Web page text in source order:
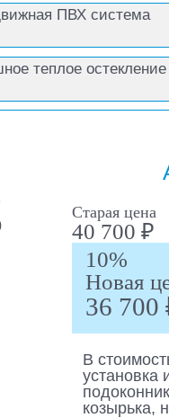
ПВХ система
теплое остекление
Старая цена
40 700 ₽
10%
Новая
36 700
В
установка
козырька,